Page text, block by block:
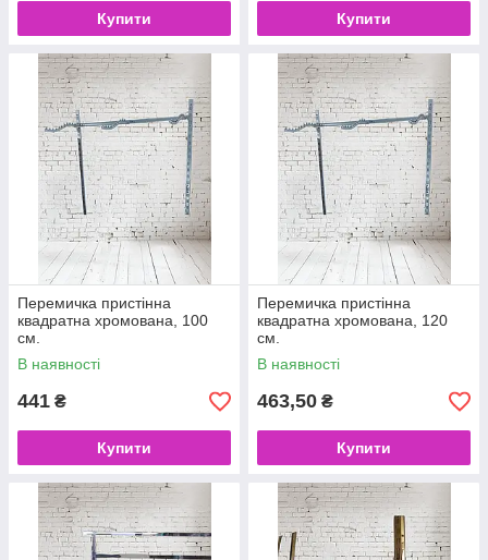
Купити Купити
Перемичка пристінна
квадратна хромована, 100
см.
В наявності
441 ₴
Купити
Перемичка пристінна
квадратна хромована, 120
см.
В наявності
463,50 ₴
Купити